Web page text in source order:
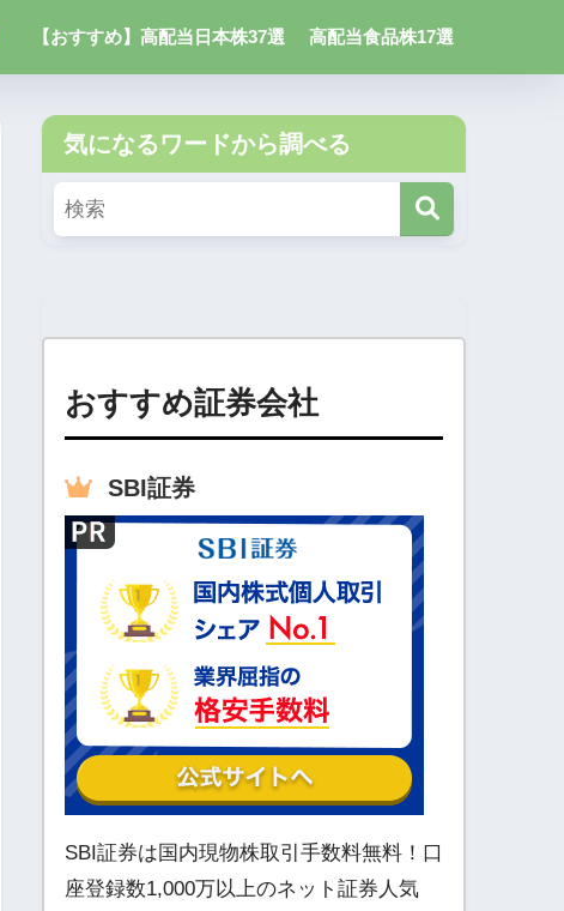
【おすすめ】高配当日本株37選 高配当食品株17選
気になるワードから調べる
おすすめ証券会社
SBI証券
SBI証券は国内現物株取引手数料無料！口
座登録数1,000万以上のネット証券人気